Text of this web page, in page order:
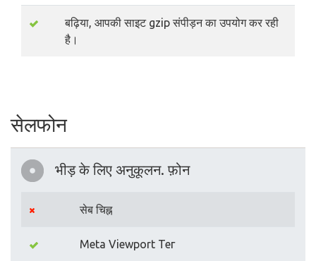
बढ़िया, आपकी साइट gzip संपीड़न का उपयोग कर रही
है।
सेलफोन
भीड़ के लिए अनुकूलन. फ़ोन
सेब चिह्न
Meta Viewport Тег